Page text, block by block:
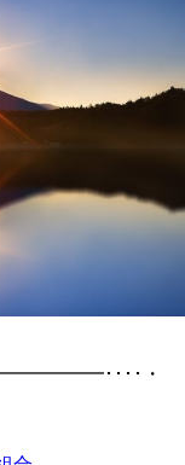
････・